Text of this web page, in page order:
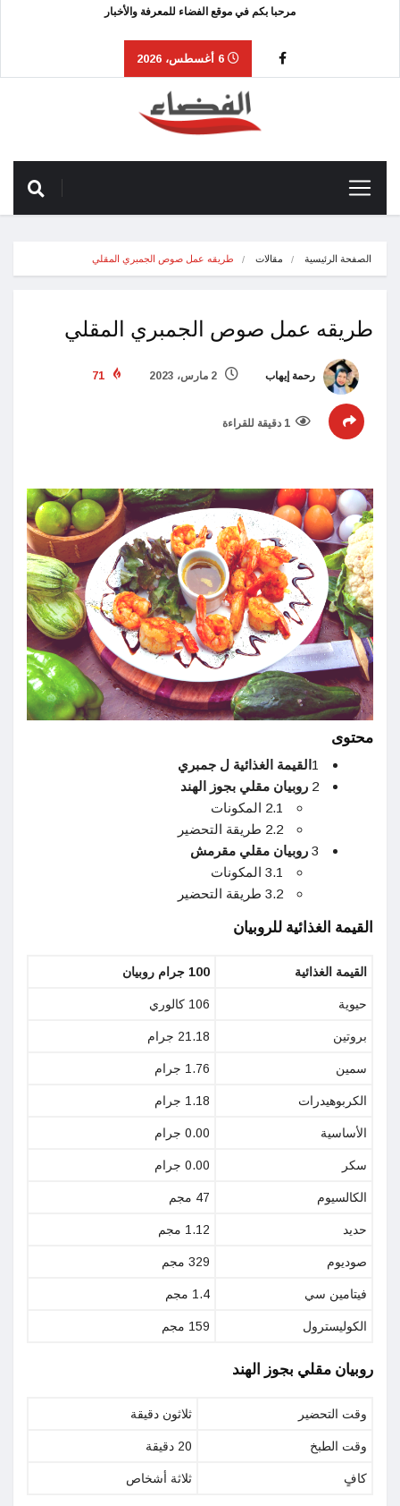
مرحبا بكم في موقع الفضاء للمعرفة والأخبار
الصفحة الرئيسية مقالات طريقه عمل صوص الجمبري المقلي
طريقه عمل صوص الجمبري المقلي
رحمة إيهاب
1 دقيقة للقراءة
محتوى
1 القيمة الغذائية ل جمبري
2 روبيان مقلي بجوز الهند
2.1 المكونات
2.2 طريقة التحضير
3 روبيان مقلي مقرمش
3.1 المكونات
3.2 طريقة التحضير
القيمة الغذائية للروبيان
القيمة الغذائية 100 جرام روبيان
حيوية 106 كالوري
بروتين 21.18 جرام
سمين 1.76 جرام
الكربوهيدرات 1.18 جرام
الأساسية 0.00 جرام
سكر 0.00 جرام
الكالسيوم 47 مجم
حديد 1.12 مجم
صوديوم 329 مجم
فيتامين سي 1.4 مجم
الكوليسترول 159 مجم
روبيان مقلي بجوز الهند
وقت التحضير ثلاثون دقيقة
وقت الطبخ 20 دقيقة
كافٍ ثلاثة أشخاص